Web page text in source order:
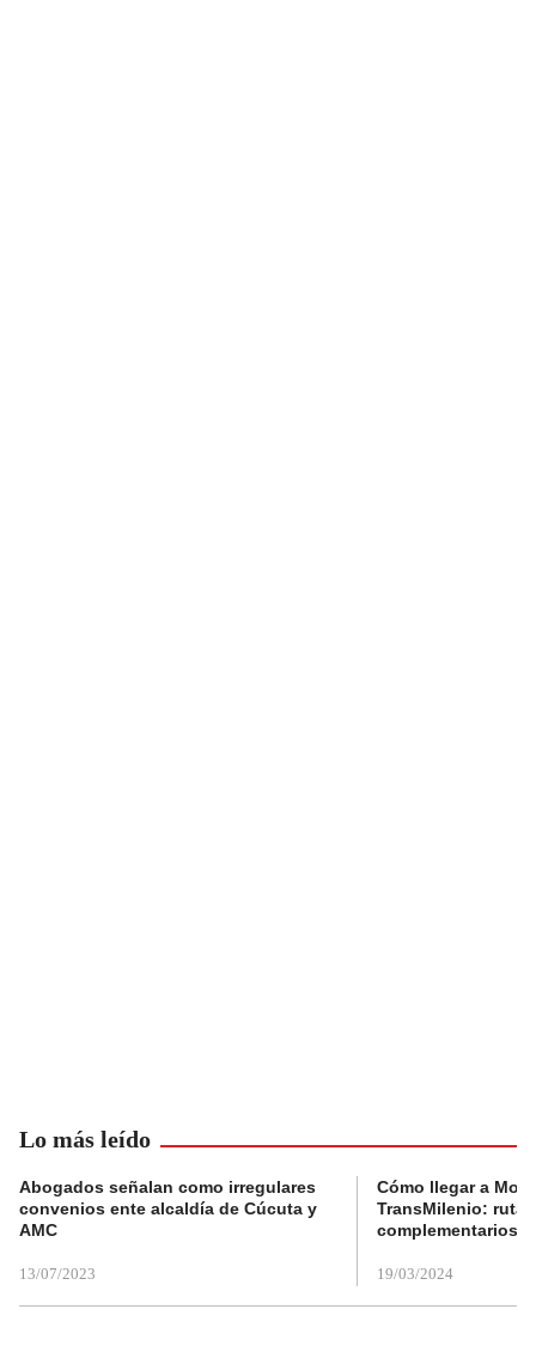
Lo más leído
Abogados señalan como irregulares
convenios ente alcaldía de Cúcuta y
AMC
13/07/2023
Cómo llegar a
TransMilenio:
complementarios
19/03/2024